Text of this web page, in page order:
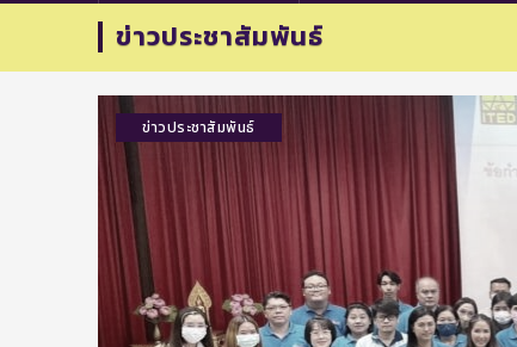
ข่าวประชาสัมพันธ์
ข่าวประชาสัมพันธ์